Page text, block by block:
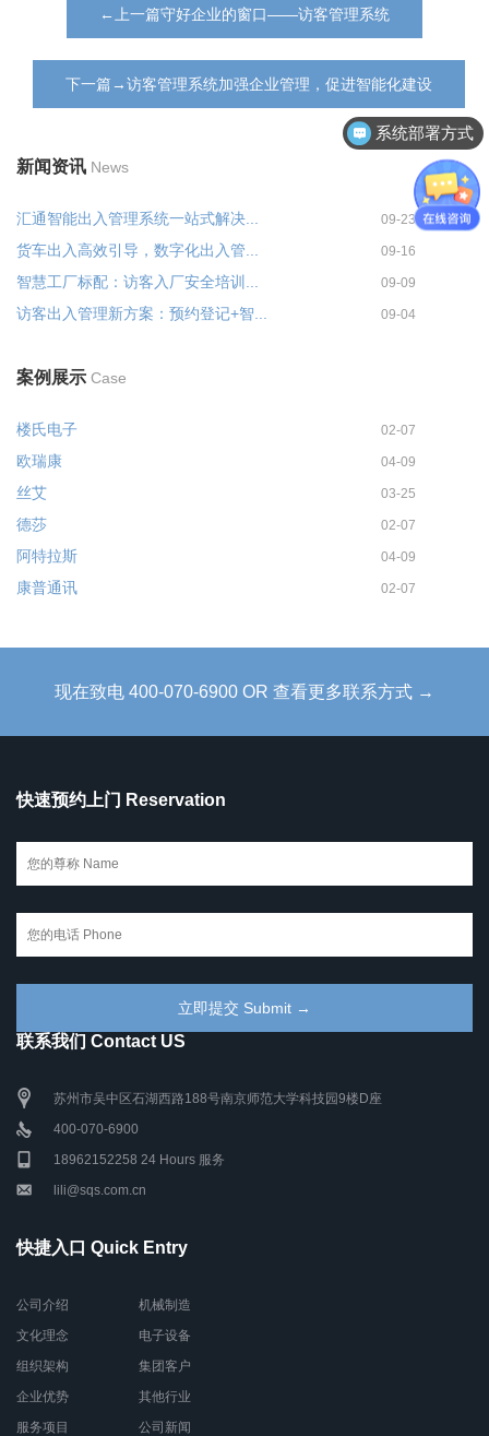
←上一篇守好企业的窗口——访客管理系统
下一篇→访客管理系统加强企业管理，促进智能化建设
新闻资讯 News
汇通智能出入管理系统一站式解决... 09-23
货车出入高效引导，数字化出入管... 09-16
智慧工厂标配：访客入厂安全培训... 09-09
访客出入管理新方案：预约登记+智... 09-04
案例展示 Case
楼氏电子 02-07
欧瑞康 04-09
丝艾 03-25
德莎 02-07
阿特拉斯 04-09
康普通讯 02-07
现在致电 400-070-6900 OR 查看更多联系方式 →
快速预约上门 Reservation
联系我们 Contact US
苏州市吴中区石湖西路188号南京师范大学科技园9楼D座
400-070-6900
18962152258 24 Hours 服务
lili@sqs.com.cn
快捷入口 Quick Entry
公司介绍
文化理念
组织架构
企业优势
服务项目
机械制造
电子设备
集团客户
其他行业
公司新闻
系统部署方式